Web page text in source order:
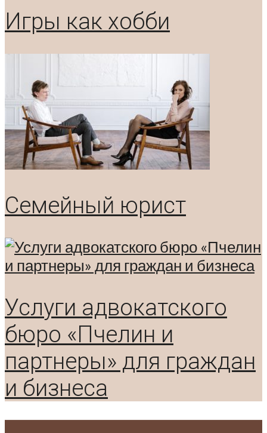
Игры как хобби
Семейный юрист
Услуги адвокатского
бюро «Пчелин и
партнеры» для граждан
и бизнеса